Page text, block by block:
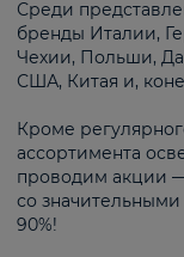
Среди
бренды Италии,
Чехии, Польши,
США, Китая и,
Кроме
ассортимента
проводим акции
со
90%!